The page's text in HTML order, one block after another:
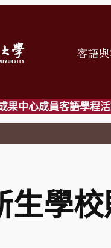
果中心成員客語學程
生學